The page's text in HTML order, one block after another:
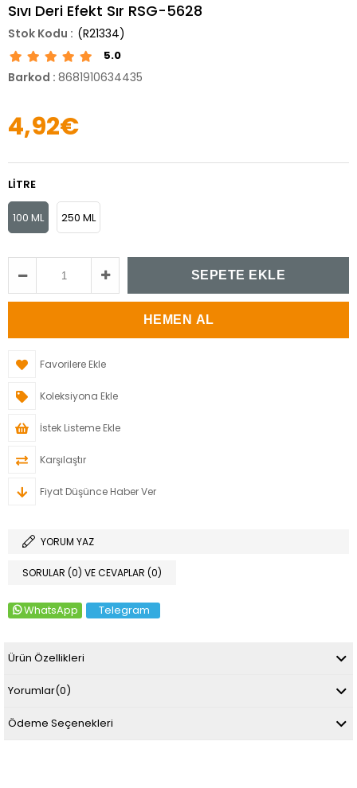
Sıvı Deri Efekt Sır RSG-5628
(R21334)
5.0
Barkod : 8681910634435
4,92€
LITRE
100 ML 250 ML
Favorilere Ekle
Koleksiyona Ekle
İstek Listeme Ekle
Karşılaştır
Fiyat Düşünce Haber Ver
YORUM YAZ
SORULAR (0) VE CEVAPLAR (0)
WhatsApp Telegram
Ürün Özellikleri
Yorumlar(0)
Ödeme Seçenekleri